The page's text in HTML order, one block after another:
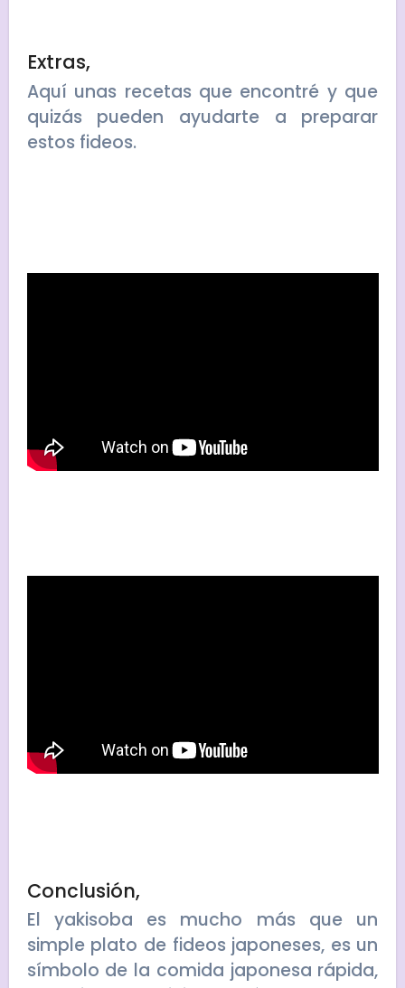
Extras,
Aquí unas recetas que encontré y que
quizás pueden ayudarte a preparar
estos fideos.
Conclusión,
El yakisoba es mucho más que un
simple plato de fideos japoneses, es un
símbolo de la comida japonesa rápida,